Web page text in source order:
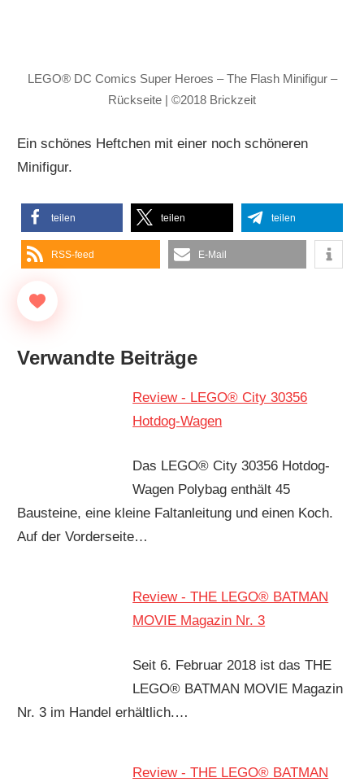
LEGO® DC Comics Super Heroes – The Flash Minifigur –
Rückseite | ©2018 Brickzeit
Ein schönes Heftchen mit einer noch schöneren
Minifigur.
teilen teilen teilen
RSS-feed E-Mail
Verwandte Beiträge
Review - LEGO® City 30356
Hotdog-Wagen
Das LEGO® City 30356 Hotdog-
Wagen Polybag enthält 45
Bausteine, eine kleine Faltanleitung und einen Koch.
Auf der Vorderseite…
Review - THE LEGO® BATMAN
MOVIE Magazin Nr. 3
Seit 6. Februar 2018 ist das THE
LEGO® BATMAN MOVIE Magazin
Nr. 3 im Handel erhältlich.…
Review - THE LEGO® BATMAN